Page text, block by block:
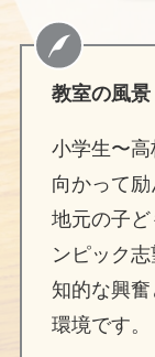
教室の風景
小学生〜
向かって励
地元の子
ンピック志
知的な興
環境です。